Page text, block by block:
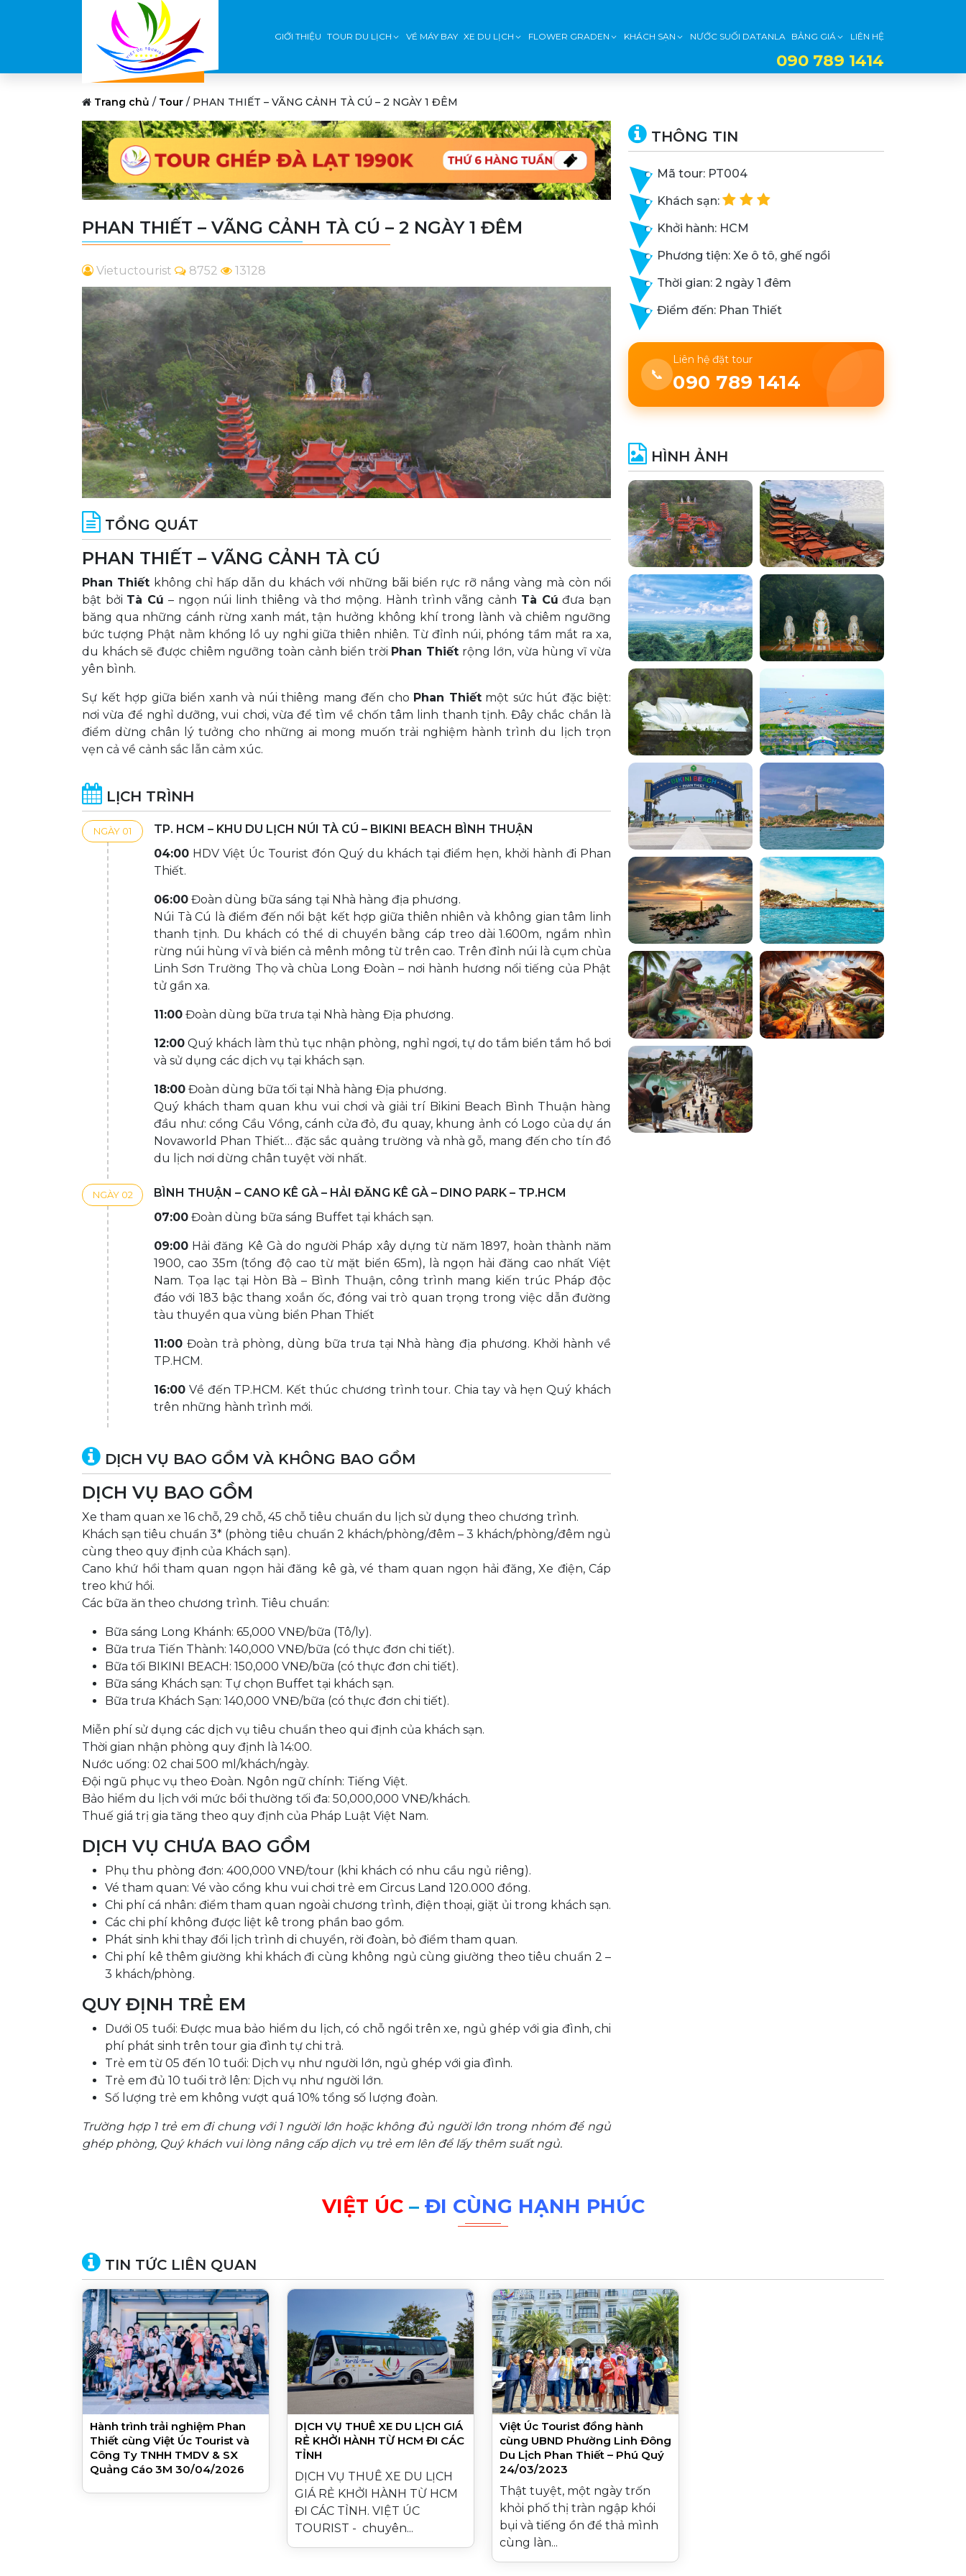
GIỚI THIỆU TOUR DU LỊCH VÉ MÁY BAY XE DU LỊCH FLOWER GRADEN KHÁCH SẠN NƯỚC SUỐI DATANLA BẢNG GIÁ LIÊN HỆ
090 789 1414
Trang chủ / Tour / PHAN THIẾT – VÃNG CẢNH TÀ CÚ – 2 NGÀY 1 ĐÊM
PHAN THIẾT – VÃNG CẢNH TÀ CÚ – 2 NGÀY 1 ĐÊM
Vietuctourist 8752 13128
TỔNG QUÁT
PHAN THIẾT – VÃNG CẢNH TÀ CÚ
Phan Thiết không chỉ hấp dẫn du khách với những bãi biển rực rỡ nắng vàng mà còn nổi
bật bởi Tà Cú – ngọn núi linh thiêng và thơ mộng. Hành trình vãng cảnh Tà Cú đưa bạn
băng qua những cánh rừng xanh mát, tận hưởng không khí trong lành và chiêm ngưỡng
bức tượng Phật nằm khổng lồ uy nghi giữa thiên nhiên. Từ đỉnh núi, phóng tầm mắt ra xa,
du khách sẽ được chiêm ngưỡng toàn cảnh biển trời Phan Thiết rộng lớn, vừa hùng vĩ vừa
yên bình.
Sự kết hợp giữa biển xanh và núi thiêng mang đến cho Phan Thiếtmột sức hút đặc biệt:
nơi vừa để nghỉ dưỡng, vui chơi, vừa để tìm về chốn tâm linh thanh tịnh. Đây chắc chắn là
điểm dừng chân lý tưởng cho những ai mong muốn trải nghiệm hành trình du lịch trọn
vẹn cả về cảnh sắc lẫn cảm xúc.
LỊCH TRÌNH
NGÀY 01
TP. HCM – KHU DU LỊCH NÚI TÀ CÚ – BIKINI BEACH BÌNH THUẬN
04:00 HDV Việt Úc Tourist đón Quý du khách tại điểm hẹn, khởi hành đi Phan
Thiết.
06:00 Đoàn dùng bữa sáng tại Nhà hàng địa phương.
Núi Tà Cú là điểm đến nổi bật kết hợp giữa thiên nhiên và không gian tâm linh
thanh tịnh. Du khách có thể di chuyển bằng cáp treo dài 1.600m, ngắm nhìn
rừng núi hùng vĩ và biển cả mênh mông từ trên cao. Trên đỉnh núi là cụm chùa
Linh Sơn Trường Thọ và chùa Long Đoàn – nơi hành hương nổi tiếng của Phật
tử gần xa.
11:00 Đoàn dùng bữa trưa tại Nhà hàng Địa phương.
12:00 Quý khách làm thủ tục nhận phòng, nghỉ ngơi, tự do tắm biển tắm hồ bơi
và sử dụng các dịch vụ tại khách sạn.
18:00 Đoàn dùng bữa tối tại Nhà hàng Địa phương.
Quý khách tham quan khu vui chơi và giải trí Bikini Beach Bình Thuận hàng
đầu như: cổng Cầu Vồng, cánh cửa đỏ, đu quay, khung ảnh có Logo của dự án
Novaworld Phan Thiết… đặc sắc quảng trường và nhà gỗ, mang đến cho tín đồ
du lịch nơi dừng chân tuyệt vời nhất.
NGÀY 02
BÌNH THUẬN – CANO KÊ GÀ – HẢI ĐĂNG KÊ GÀ – DINO PARK – TP.HCM
07:00 Đoàn dùng bữa sáng Buffet tại khách sạn.
09:00 Hải đăng Kê Gà do người Pháp xây dựng từ năm 1897, hoàn thành năm
1900, cao 35m (tổng độ cao từ mặt biển 65m), là ngọn hải đăng cao nhất Việt
Nam. Tọa lạc tại Hòn Bà – Bình Thuận, công trình mang kiến trúc Pháp độc
đáo với 183 bậc thang xoắn ốc, đóng vai trò quan trọng trong việc dẫn đường
tàu thuyền qua vùng biển Phan Thiết
11:00 Đoàn trả phòng, dùng bữa trưa tại Nhà hàng địa phương. Khởi hành về
TP.HCM.
16:00 Về đến TP.HCM. Kết thúc chương trình tour. Chia tay và hẹn Quý khách
trên những hành trình mới.
DỊCH VỤ BAO GỒM VÀ KHÔNG BAO GỒM
DỊCH VỤ BAO GỒM
Xe tham quan xe 16 chỗ, 29 chỗ, 45 chỗ tiêu chuẩn du lịch sử dụng theo chương trình.
Khách sạn tiêu chuẩn 3* (phòng tiêu chuẩn 2 khách/phòng/đêm – 3 khách/phòng/đêm ngủ
cùng theo quy định của Khách sạn).
Cano khứ hồi tham quan ngọn hải đăng kê gà, vé tham quan ngọn hải đăng, Xe điện, Cáp
treo khứ hồi.
Các bữa ăn theo chương trình. Tiêu chuẩn:
Bữa sáng Long Khánh: 65,000 VNĐ/bữa (Tô/ly).
Bữa trưa Tiến Thành: 140,000 VNĐ/bữa (có thực đơn chi tiết).
Bữa tối BIKINI BEACH: 150,000 VNĐ/bữa (có thực đơn chi tiết).
Bữa sáng Khách sạn: Tự chọn Buffet tại khách sạn.
Bữa trưa Khách Sạn: 140,000 VNĐ/bữa (có thực đơn chi tiết).
Miễn phí sử dụng các dịch vụ tiêu chuẩn theo qui định của khách sạn.
Thời gian nhận phòng quy định là 14:00.
Nước uống: 02 chai 500 ml/khách/ngày.
Đội ngũ phục vụ theo Đoàn. Ngôn ngữ chính: Tiếng Việt.
Bảo hiểm du lịch với mức bồi thường tối đa: 50,000,000 VNĐ/khách.
Thuế giá trị gia tăng theo quy định của Pháp Luật Việt Nam.
DỊCH VỤ CHƯA BAO GỒM
Phụ thu phòng đơn: 400,000 VNĐ/tour (khi khách có nhu cầu ngủ riêng).
Vé tham quan: Vé vào cổng khu vui chơi trẻ em Circus Land 120.000 đồng.
Chi phí cá nhân: điểm tham quan ngoài chương trình, điện thoại, giặt ủi trong khách sạn.
Các chi phí không được liệt kê trong phần bao gồm.
Phát sinh khi thay đổi lịch trình di chuyển, rời đoàn, bỏ điểm tham quan.
Chi phí kê thêm giường khi khách đi cùng không ngủ cùng giường theo tiêu chuẩn 2 –
3 khách/phòng.
QUY ĐỊNH TRẺ EM
Dưới 05 tuổi: Được mua bảo hiểm du lịch, có chỗ ngồi trên xe, ngủ ghép với gia đình, chi
phí phát sinh trên tour gia đình tự chi trả.
Trẻ em từ 05 đến 10 tuổi: Dịch vụ như người lớn, ngủ ghép với gia đình.
Trẻ em đủ 10 tuổi trở lên: Dịch vụ như người lớn.
Số lượng trẻ em không vượt quá 10% tổng số lượng đoàn.
Trường hợp 1 trẻ em đi chung với 1 người lớn hoặc không đủ người lớn trong nhóm để ngủ
ghép phòng, Quý khách vui lòng nâng cấp dịch vụ trẻ em lên để lấy thêm suất ngủ.
THÔNG TIN
Mã tour: PT004
Khách sạn:
Khởi hành: HCM
Phương tiện: Xe ô tô, ghế ngồi
Thời gian: 2 ngày 1 đêm
Điểm đến: Phan Thiết
📞
Liên hệ đặt tour
090 789 1414
HÌNH ẢNH
VIỆT ÚC– ĐI CÙNG HẠNH PHÚC
TIN TỨC LIÊN QUAN
Hành trình trải nghiệm Phan
Thiết cùng Việt Úc Tourist và
Công Ty TNHH TMDV & SX
Quảng Cáo 3M 30/04/2026
DỊCH VỤ THUÊ XE DU LỊCH GIÁ
RẺ KHỞI HÀNH TỪ HCM ĐI CÁC
TỈNH
DỊCH VỤ THUÊ XE DU LỊCH
GIÁ RẺ KHỞI HÀNH TỪ HCM
ĐI CÁC TỈNH. VIỆT ÚC
TOURIST - chuyên...
Việt Úc Tourist đồng hành
cùng UBND Phường Linh Đông
Du Lịch Phan Thiết – Phú Quý
24/03/2023
Thật tuyệt, một ngày trốn
khỏi phố thị tràn ngập khói
bụi và tiếng ồn để thả mình
cùng làn...